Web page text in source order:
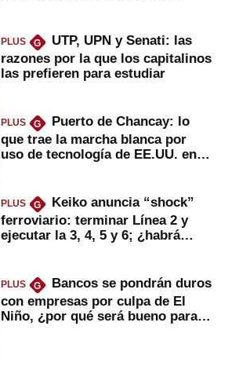
PLUS G
UTP, UPN y Senati: las
razones por la que los capitalinos
las prefieren para estudiar
PLUS G
Puerto de Chancay: lo
que trae la marcha blanca por
uso de tecnología de EE.UU. en
PLUS G
Keiko anuncia “shock”
ferroviario: terminar Línea 2 y
ejecutar la 3, 4, 5 y 6; ¿habrá
PLUS G
Bancos se pondrán duros
con empresas por culpa de El
Niño, ¿por qué será bueno para